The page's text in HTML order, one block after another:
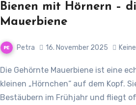
Bienen mit Hörnern –
Mauerbiene
Petra 16. November 2025
Die Gehörnte Mauerbiene ist eine echte Wildbiene mit
kleinen „Hörnchen“ auf dem Kopf.
Bestäubern im Frühjahr und fliegt